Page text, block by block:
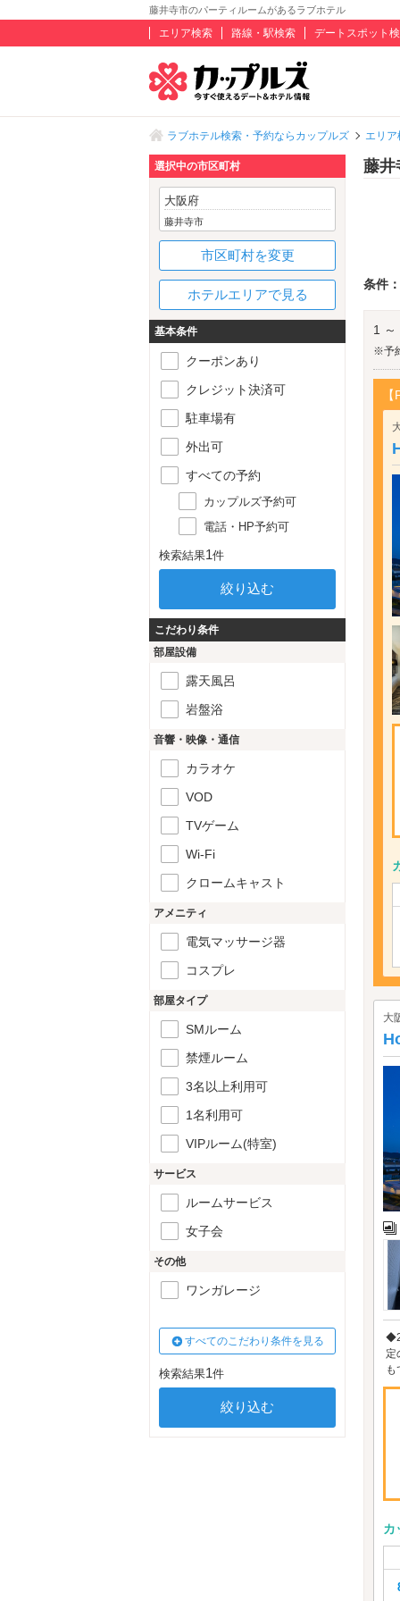
藤井寺市のパーティルームがあるラブホテル
エリア検索 路線・駅検索 デートスポット
ラブホテル検索・予約ならカップルズ エリア
藤井
条件：
1
※予
大
定
カ
選択中の市区町村
大阪府
藤井寺市
市区町村を変更
ホテルエリアで見る
基本条件
クーポンあり
クレジット決済可
駐車場有
外出可
すべての予約
カップルズ予約可
電話・HP予約可
検索結果1件
こだわり条件
部屋設備
露天風呂
岩盤浴
音響・映像・通信
カラオケ
VOD
TVゲーム
Wi-Fi
クロームキャスト
アメニティ
電気マッサージ器
コスプレ
部屋タイプ
SMルーム
禁煙ルーム
3名以上利用可
1名利用可
VIPルーム(特室)
サービス
ルームサービス
女子会
その他
ワンガレージ
すべてのこだわり条件を見る
検索結果1件